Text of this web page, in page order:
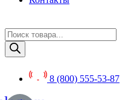
Поиск
товаров
8 (800) 555-53-87